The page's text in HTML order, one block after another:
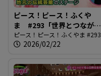
ピース！ピース！ふくや
ま #293「世界とつなが
る！まつながカープジェ
ー」
ピース！ピース！ふくやま #293
2026/02/22